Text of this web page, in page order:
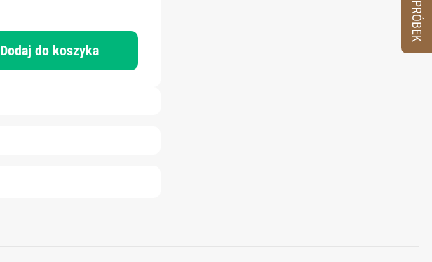
Dodaj do koszyka